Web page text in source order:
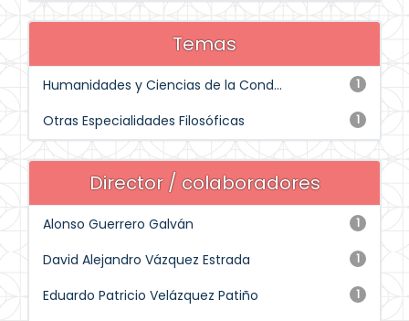
Temas
1
Humanidades y Ciencias de la Cond...
1
Otras Especialidades Filosóficas
Director / colaboradores
1
Alonso Guerrero Galván
1
David Alejandro Vázquez Estrada
1
Eduardo Patricio Velázquez Patiño